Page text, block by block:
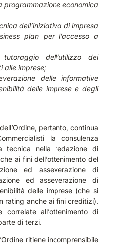
programmazione economica
dell’iniziativa di impresa
plan per l’accesso a
dell’utilizzo dei
alle imprese;
delle informative
delle imprese e degli
pertanto, continua
la consulenza
tecnica nella redazione di
ai fini dell’ottenimento del
ed asseverazione di
ed asseverazione di
delle imprese (che si
rating anche ai fini creditizi).
correlate all’ottenimento di
di terzi.
ritiene incomprensibile